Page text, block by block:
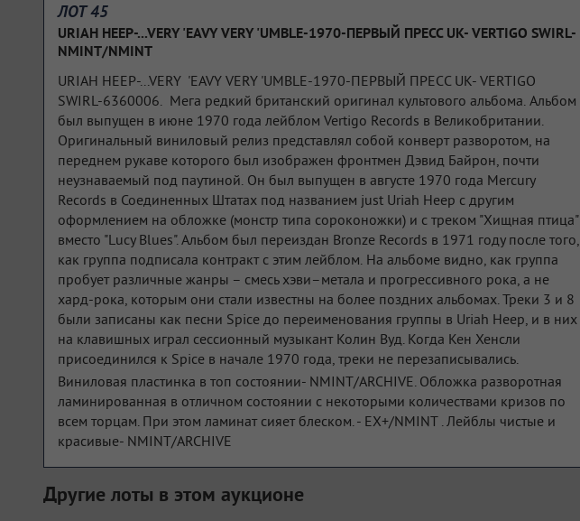
ЛОТ 45
URIAH HEEP-...VERY 'EAVY VERY 'UMBLE-1970-ПЕРВЫЙ ПРЕСС UK- VERTIGO SWIRL-
NMINT/NMINT
URIAH HEEP-...VERY 'EAVY VERY 'UMBLE-1970-ПЕРВЫЙ ПРЕСС UK- VERTIGO
SWIRL-6360006. Мега редкий британский оригинал культового альбома. Альбом
был выпущен в июне 1970 года лейблом Vertigo Records в Великобритании.
Оригинальный виниловый релиз представлял собой конверт разворотом, на
переднем рукаве которого был изображен фронтмен Дэвид Байрон, почти
неузнаваемый под паутиной. Он был выпущен в августе 1970 года Mercury
Records в Соединенных Штатах под названием just Uriah Heep с другим
оформлением на обложке (монстр типа сороконожки) и с треком "Хищная птица"
вместо "Lucy Blues". Альбом был переиздан Bronze Records в 1971 году после того,
как группа подписала контракт с этим лейблом. На альбоме видно, как группа
пробует различные жанры – смесь хэви–метала и прогрессивного рока, а не
хард-рока, которым они стали известны на более поздних альбомах. Треки 3 и 8
были записаны как песни Spice до переименования группы в Uriah Heep, и в них
на клавишных играл сессионный музыкант Колин Вуд. Когда Кен Хенсли
присоединился к Spice в начале 1970 года, треки не перезаписывались.
Виниловая пластинка в топ состоянии- NMINT/ARCHIVE. Обложка разворотная
ламинированная в отличном состоянии с некоторыми количествами кризов по
всем торцам. При этом ламинат сияет блеском. - EX+/NMINT . Лейблы чистые и
красивые- NMINT/ARCHIVE
Другие лоты в этом аукционе